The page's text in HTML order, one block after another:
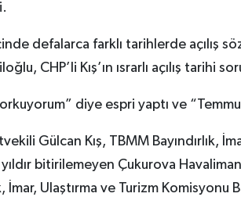
defalarca farklı tarihlerde açılış
CHP’li Kış’ın ısrarlı açılış tarihi
diye espri yaptı ve
Gülcan Kış, TBMM Bayındırlık,
bitirilemeyen Çukurova
İmar, Ulaştırma ve Turizm Komisyonu